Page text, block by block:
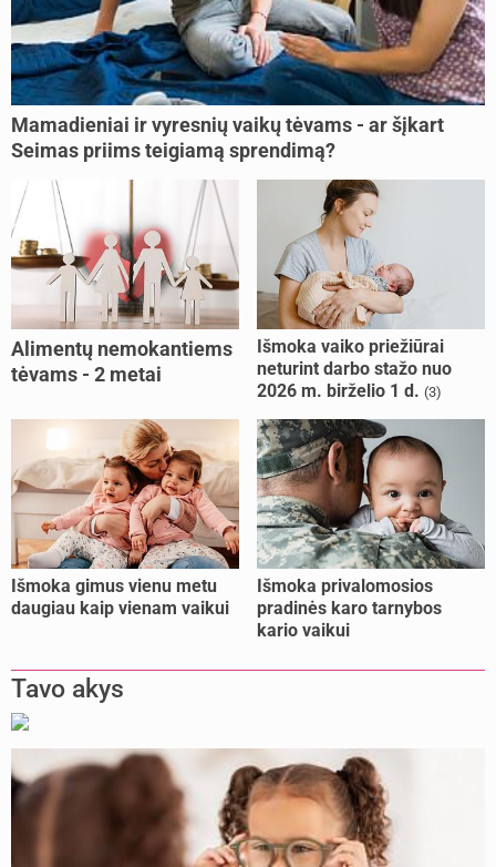
Mamadieniai ir vyresnių vaikų tėvams - ar šįkart
Seimas priims teigiamą sprendimą?
Alimentų nemokantiems
tėvams - 2 metai
Išmoka vaiko priežiūrai
neturint darbo stažo nuo
2026 m. birželio 1 d. (3)
Išmoka gimus vienu metu
daugiau kaip vienam vaikui
Išmoka privalomosios
pradinės karo tarnybos
kario vaikui
Tavo akys